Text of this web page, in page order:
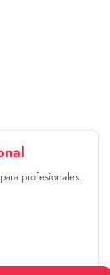
profesionales.